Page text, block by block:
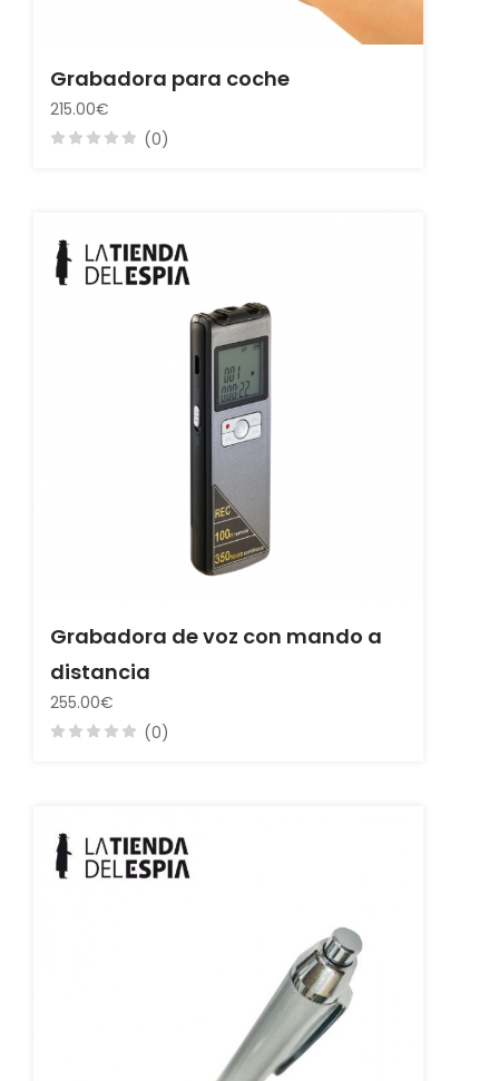
Grabadora para coche
215.00€
(0)
Grabadora de voz con mando a
distancia
255.00€
(0)